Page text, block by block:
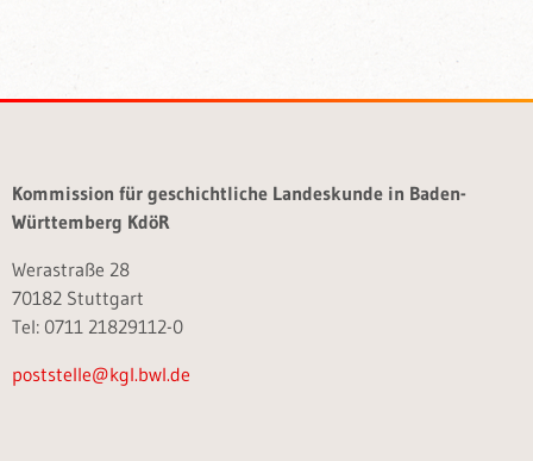
Kommission für geschichtliche Landeskunde in Baden-
Württemberg KdöR
Werastraße 28
70182 Stuttgart
Tel: 0711 21829112-0
poststelle@kgl.bwl.de